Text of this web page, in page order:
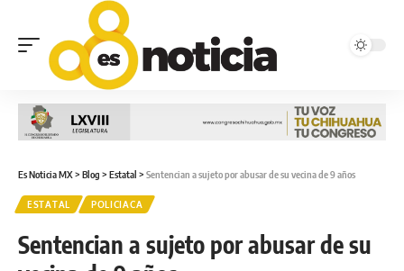
Es Noticia MX> Blog > Estatal > Sentencian a sujeto por abusar de su vecina de 9 años
ESTATAL POLICIACA
Sentencian a sujeto por abusar de su